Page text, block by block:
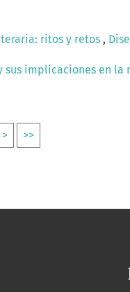
ritos y retos ,
sus implicaciones en la
> >>